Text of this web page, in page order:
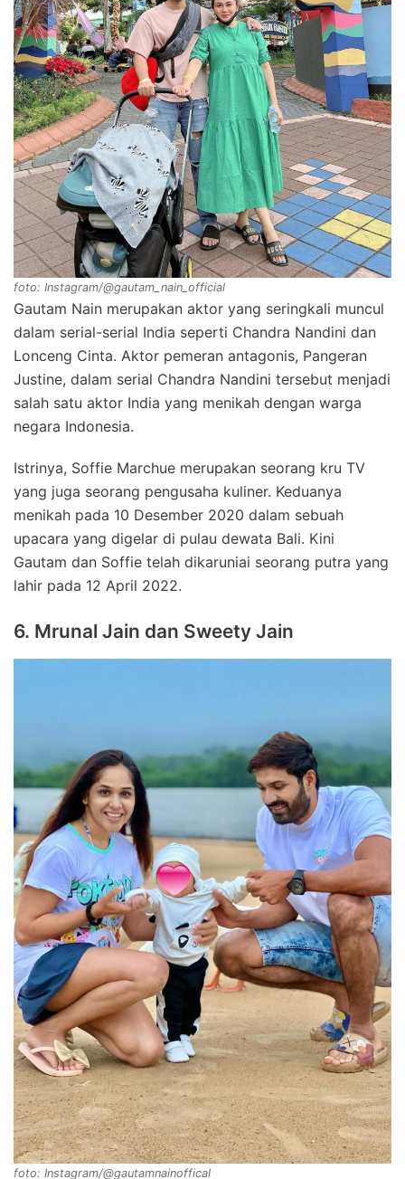
foto: Instagram/@gautam_nain_official
Gautam Nain merupakan aktor yang seringkali muncul
dalam serial-serial India seperti Chandra Nandini dan
Lonceng Cinta. Aktor pemeran antagonis, Pangeran
Justine, dalam serial Chandra Nandini tersebut menjadi
salah satu aktor India yang menikah dengan warga
negara Indonesia.
Istrinya, Soffie Marchue merupakan seorang kru TV
yang juga seorang pengusaha kuliner. Keduanya
menikah pada 10 Desember 2020 dalam sebuah
upacara yang digelar di pulau dewata Bali. Kini
Gautam dan Soffie telah dikaruniai seorang putra yang
lahir pada 12 April 2022.
6. Mrunal Jain dan Sweety Jain
foto: Instagram/@gautamnainoffical